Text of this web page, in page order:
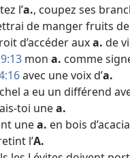
l’a., coupez ses
de manger fruits de
d’accéder auxa. de
mon a. comme
avec une voix d’a.
a eu un différend
​toi unea.
unea. en bois d’acacia
l’A.